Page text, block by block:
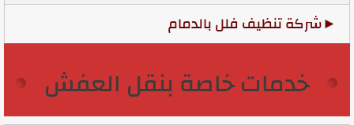
شركة تنظيف فلل بالدمام
خدمات خاصة بنقل العفش